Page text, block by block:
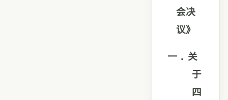
会决
议》
一． 关
于
四